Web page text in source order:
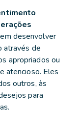
desenvolver
através de
apropriados ou
atencioso. Eles
outros, às
para